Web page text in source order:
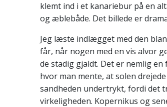
klemt ind i et kanariebur på en
og æblebåde. Det billede er
Jeg læste indlægget med den
får, når nogen med en vis alvor
de stadig gjaldt. Det er nemlig
hvor man mente, at solen
sandheden undertrykt, fordi det
virkeligheden. Kopernikus og